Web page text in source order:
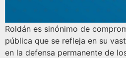
Roldán es sinónimo de
pública que se refleja en su
en la defensa permanente de